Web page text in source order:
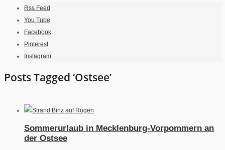
Rss Feed
You Tube
Facebook
Pinterest
Instagram
Posts Tagged ‘Ostsee’
Sommerurlaub in Mecklenburg-Vorpommern an
der Ostsee